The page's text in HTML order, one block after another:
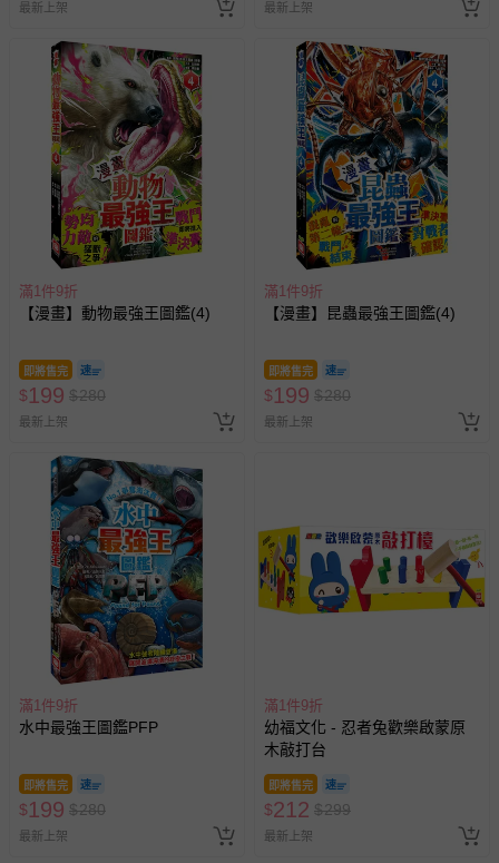
最新上架 最新上架
滿1件9折
【漫畫】動物最強王圖鑑(4)
即將售完
$199 $280
最新上架
滿1件9折
【漫畫】昆蟲最強王圖鑑(4)
即將售完
$199 $280
最新上架
滿1件9折
水中最強王圖鑑PFP
即將售完
$199 $280
最新上架
滿1件9折
幼福文化 - 忍者兔歡樂啟蒙原
木敲打台
即將售完
$212 $299
最新上架